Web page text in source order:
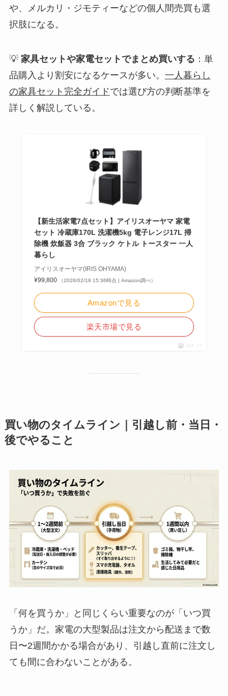
や、メルカリ・ジモティーなどの個人間売買も選
択肢になる。
💡 家具セットや家電セットでまとめ買いする ：単
品購入より割安になるケースが多い。 一人暮らし
の家具セット完全ガイドでは選び方の判断基準を
詳しく解説している。
【新生活家電7点セット】アイリスオーヤマ 家電
セット 冷蔵庫170L 洗濯機5kg 電子レンジ17L 掃
除機 炊飯器 3合 ブラック ケトル トースター 一人
暮らし
アイリスオーヤマ(IRIS OHYAMA)
¥99,800
（2026/02/19 15:36時点 | Amazon調べ）
Amazonで見る
楽天市場で見る
ポチップ
買い物のタイムライン｜引越し前・当日・
後でやること
「何を買うか」と同じくらい重要なのが「いつ買
うか」だ。家電の大型製品は注文から配送まで数
日〜2週間かかる場合があり、引越し直前に注文し
ても間に合わないことがある。